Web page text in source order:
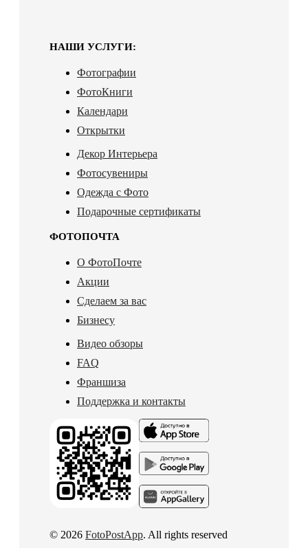
НАШИ УСЛУГИ:
Фотографии
ФотоКниги
Календари
Открытки
Декор Интерьера
Фотосувениры
Одежда с Фото
Подарочные сертификаты
ФОТОПОЧТА
О ФотоПочте
Акции
Сделаем за вас
Бизнесу
Видео обзоры
FAQ
Франшиза
Поддержка и контакты
© 2026 FotoPostApp. All rights reserved